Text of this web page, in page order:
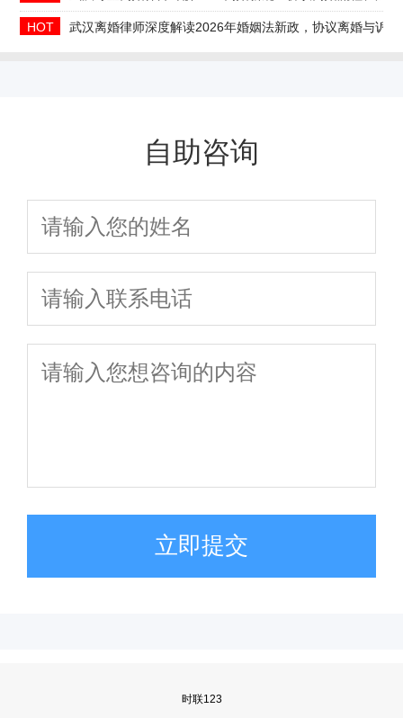
HOT 武汉离婚律师深度解读2026年婚姻法新政，协议离婚与诉
自助咨询
立即提交
时联123